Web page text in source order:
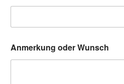
a
m
Anmerkung oder Wunsch